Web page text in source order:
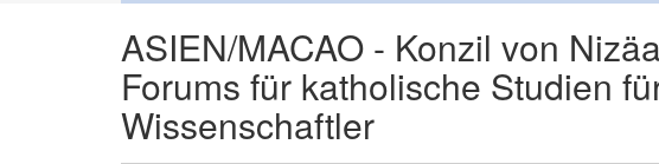
ASIEN/MACAO - Konzil von
Forums für katholische Studien
Wissenschaftler